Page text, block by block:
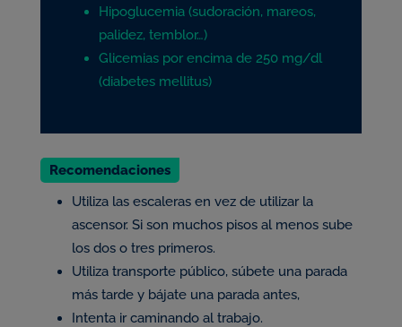
Hipoglucemia (sudoración, mareos,
palidez, temblor…)
Glicemias por encima de 250 mg/dl
(diabetes mellitus)
Recomendaciones
Utiliza las escaleras en vez de utilizar la
ascensor. Si son muchos pisos al menos sube
los dos o tres primeros.
Utiliza transporte público, súbete una parada
más tarde y bájate una parada antes,
Intenta ir caminando al trabajo.